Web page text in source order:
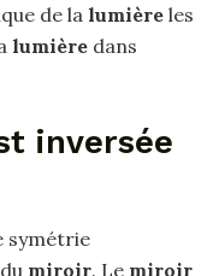
de la lumière les
lumière dans
inversée
symétrie
miroir. Le miroir